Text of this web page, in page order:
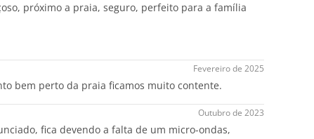
próximo a praia, seguro, perfeito para a família
Fevereiro de 2025
bem perto da praia ficamos muito contente.
Outubro de 2023
fica devendo a falta de um micro-ondas,